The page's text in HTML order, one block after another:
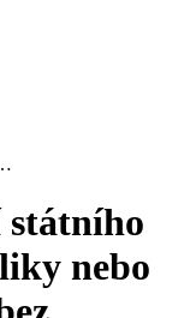
státního
nebo